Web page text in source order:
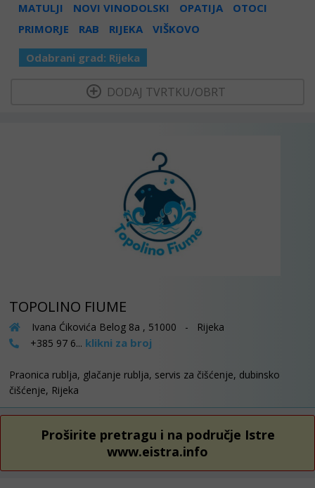
MATULJI
NOVI VINODOLSKI OPATIJA
OTOCI
PRIMORJE
RAB RIJEKA VIŠKOVO
Odabrani grad: Rijeka
DODAJ TVRTKU/OBRT
TOPOLINO FIUME
Ivana Ćikovića Belog 8a , 51000 - Rijeka
+385 97 6... klikni za broj
Praonica rublja, glačanje rublja, servis za čišćenje, dubinsko
čišćenje, Rijeka
Proširite pretragu i na područje Istre
www.eistra.info